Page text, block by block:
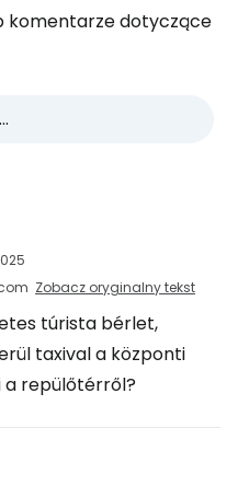
komentarze dotyczące
Zobacz oryginalny tekst
túrista bérlet,
taxival a központi
a repülőtérről?